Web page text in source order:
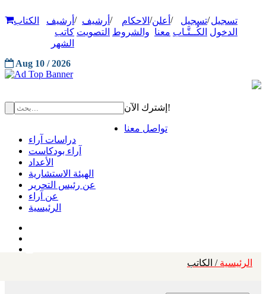
تسجيل
الدخول
/تسجيل
الكُــتَّـاب
/ أعلن
معنا
/ الاحكام
والشروط
/ أرشيف
التصويت
/ أرشيف
كاتب
الشهر
الكتاب
Aug 10 / 2026
إشترك الآن!
تواصل معنا
دراسات آراء
آراء بودكاست
الأعداد
الهيئة الاستشارية
عن رئيس التحرير
عن آراء
الرئيسية
الرئيسية / الكاتب